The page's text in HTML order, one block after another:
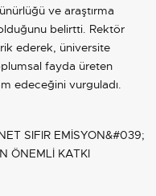
ve araştırma
belirtti. Rektör
ederek, üniversite
fayda üreten
edeceğini vurguladı.